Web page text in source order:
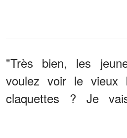
"Très bien, les
voulez voir le vieux
claquettes ? Je